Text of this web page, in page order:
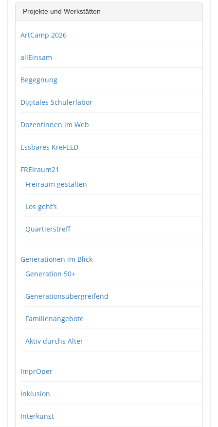
Projekte und Werkstätten
ArtCamp 2026
allEinsam
Begegnung
Digitales Schülerlabor
DozentInnen im Web
Essbares KreFELD
FREIraum21
Freiraum gestalten
Los geht’s
Quartierstreff
Generationen im Blick
Generation 50+
Generationsübergreifend
Familienangebote
Aktiv durchs Alter
ImprOper
Inklusion
Interkunst